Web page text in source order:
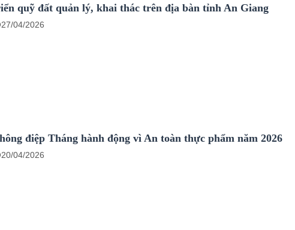
quỹ đất quản lý, khai thác trên địa bàn tỉnh An Giang
27/04/2026
điệp Tháng hành động vì An toàn thực phẩm năm 2026
20/04/2026